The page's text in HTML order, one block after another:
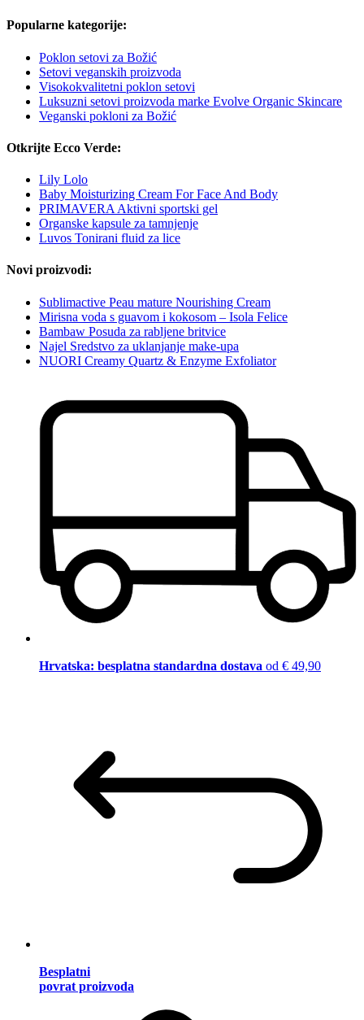
Popularne kategorije:
Poklon setovi za Božić
Setovi veganskih proizvoda
Visokokvalitetni poklon setovi
Luksuzni setovi proizvoda marke Evolve Organic Skincare
Veganski pokloni za Božić
Otkrijte Ecco Verde:
Lily Lolo
Baby Moisturizing Cream For Face And Body
PRIMAVERA Aktivni sportski gel
Organske kapsule za tamnjenje
Luvos Tonirani fluid za lice
Novi proizvodi:
Sublimactive Peau mature Nourishing Cream
Mirisna voda s guavom i kokosom – Isola Felice
Bambaw Posuda za rabljene britvice
Najel Sredstvo za uklanjanje make-upa
NUORI Creamy Quartz & Enzyme Exfoliator
Hrvatska: besplatna standardna dostava od € 49,90
Besplatni
povrat proizvoda